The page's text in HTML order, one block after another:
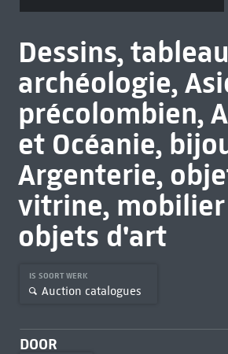
Dessins,
archéologie,
précolombien,
et Océanie,
Argenterie,
vitrine,
objets d'art
IS SOORT WERK
Auction catalogues
DOOR